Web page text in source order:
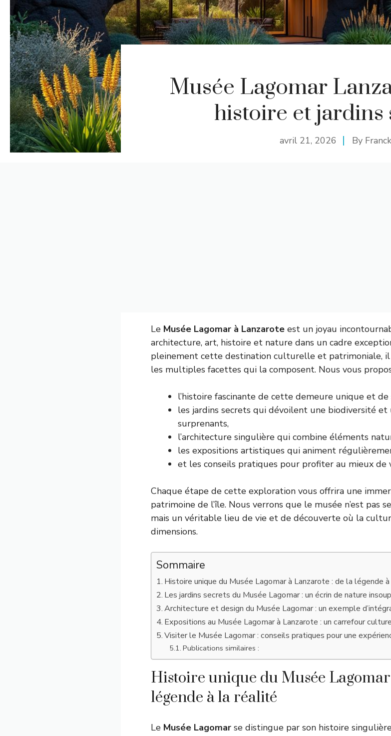
Musée Lagomar
histoire et jardins
avril 21, 2026 By Franck
Le Musée Lagomar à Lanzarote est un joyau
architecture, art, histoire et nature dans un cadre
pleinement cette destination culturelle et patrimoniale,
les multiples facettes qui la composent. Nous vous
l’histoire fascinante de cette demeure unique et
les jardins secrets qui dévoilent une biodiversité et
surprenants,
l’architecture singulière qui combine éléments
les expositions artistiques qui animent
et les conseils pratiques pour profiter au mieux de
Chaque étape de cette exploration vous offrira une
patrimoine de l’île. Nous verrons que le musée n’est pas
mais un véritable lieu de vie et de découverte où la
dimensions.
Sommaire
Histoire unique du Musée Lagomar à Lanzarote : de la légende
Les jardins secrets du Musée Lagomar : un écrin de nature
Architecture et design du Musée Lagomar : un exemple
Expositions au Musée Lagomar à Lanzarote : un carrefour
Visiter le Musée Lagomar : conseils pratiques pour une
Publications similaires :
Histoire unique du Musée
légende à la réalité
Le Musée Lagomar se distingue par son histoire